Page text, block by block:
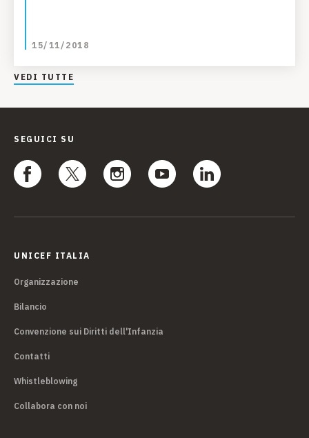
15/11/2018
VEDI TUTTE
SEGUICI SU
UNICEF ITALIA
Organizzazione
Bilancio
Convenzione sui Diritti dell'Infanzia
Contatti
Whistleblowing
Collabora con noi